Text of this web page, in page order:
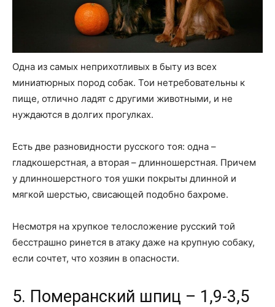
Одна из самых неприхотливых в быту из всех
миниатюрных пород собак. Тои нетребовательны к
пище, отлично ладят с другими животными, и не
нуждаются в долгих прогулках.
Есть две разновидности русского тоя: одна –
гладкошерстная, а вторая – длинношерстная. Причем
у длинношерстного тоя ушки покрыты длинной и
мягкой шерстью, свисающей подобно бахроме.
Несмотря на хрупкое телосложение русский той
бесстрашно ринется в атаку даже на крупную собаку,
если сочтет, что хозяин в опасности.
5. Померанский шпиц – 1,9-3,5